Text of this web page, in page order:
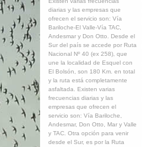
diarias y las empresas que
ofrecen el servicio son: Vía
Bariloche-El Valle-Vía TAC,
Andesmar y Don Otto. Desde el
Sur del país se accede por Ruta
Nacional Nº 40 (ex 258), que
une la localidad de Esquel con
El Bolsón, son 180 Km. en total
y la ruta está completamente
asfaltada. Existen varias
frecuencias diarias y las
empresas que ofrecen el
servicio son: Vía Bariloche,
Andesmar, Don Otto, Mar y Valle
y TAC. Otra opción para venir
desde el Sur, es por la Ruta